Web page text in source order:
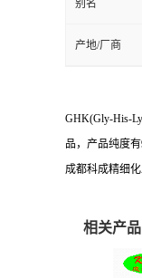
别名
产地/厂商
GHK(Gly-His-
品，产品纯度有
成都科成精细
相关产品